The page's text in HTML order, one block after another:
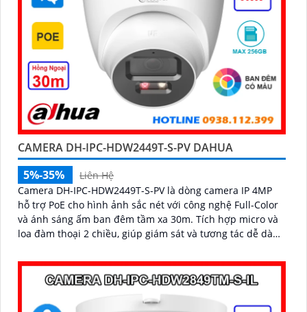
CAMERA DH-IPC-HDW2449T-S-PV DAHUA
5%-35%
Liên Hệ
Camera DH-IPC-HDW2449T-S-PV là dòng camera IP 4MP
hỗ trợ PoE cho hình ảnh sắc nét với công nghệ Full-Color
và ánh sáng ấm ban đêm tầm xa 30m. Tích hợp micro và
loa đàm thoại 2 chiều, giúp giám sát và tương tác dễ dàng